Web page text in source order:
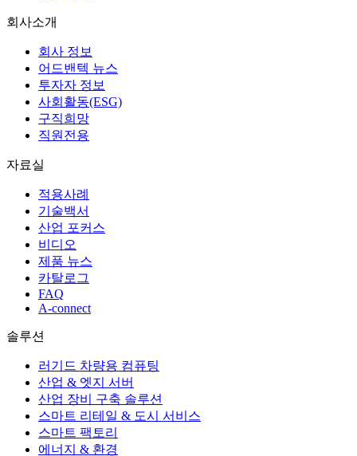
회사소개
회사 정보
어드밴텍 뉴스
투자자 정보
사회활동(ESG)
구직희망
직원전용
자료실
적용사례
기술백서
산업 포커스
비디오
제품 뉴스
카탈로그
FAQ
A-connect
솔루션
러기드 차량용 컴퓨팅
산업 & 엣지 서버
산업 장비 구축 솔루션
스마트 리테일 & 도시 서비스
스마트 팩토리
에너지 & 환경